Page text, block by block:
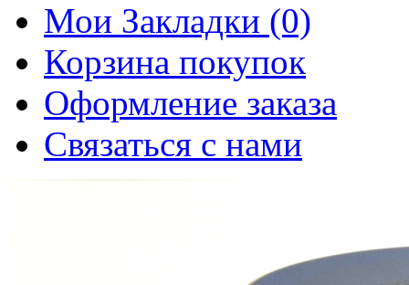
Мои Закладки (0)
Корзина покупок
Оформление заказа
Связаться с нами